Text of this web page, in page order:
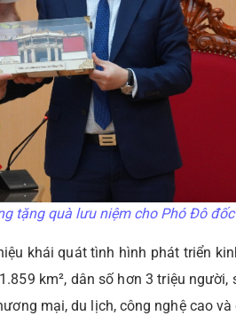
tặng quà lưu niệm cho Phó Đô
khái quát tình hình phát triển
km², dân số hơn 3 triệu người,
mại, du lịch, công nghệ cao